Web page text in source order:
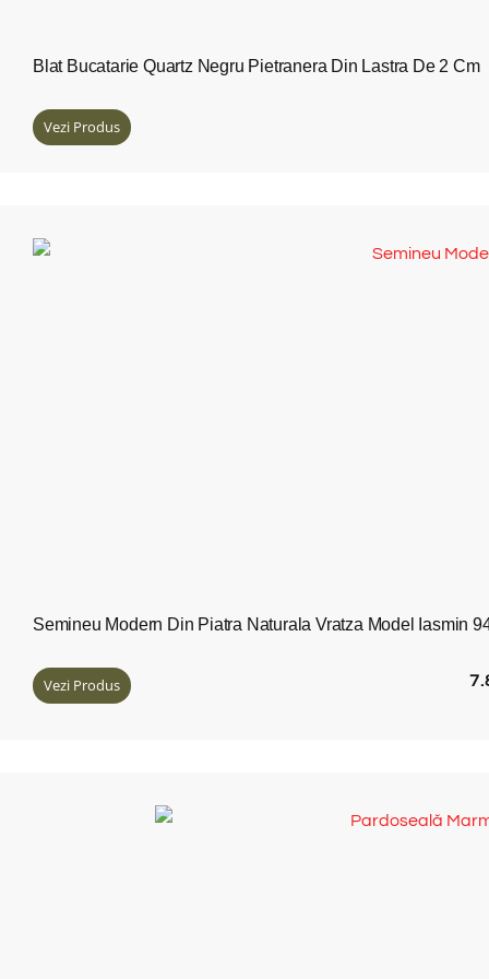
Blat Bucatarie Quartz Negru Pietranera Din Lastra De 2 Cm
Vezi Produs
Semineu Modern Din Piatra Naturala Vratza Model Iasmin
Vezi Produs